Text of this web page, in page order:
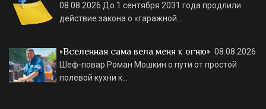
08.08.2026 До 1 сентября 2031 года продлили
действие закона о «гаражной…
«Вселенная сама вела меня к огню» 08.08.2026
Шеф-повар Роман Мошкин о пути от простой
полевой кухни к…